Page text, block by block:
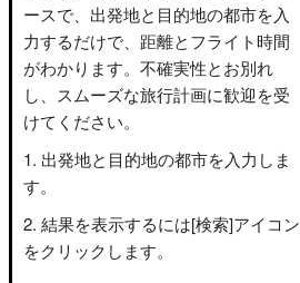
ースで、出発地と目的地の都市を入
力するだけで、距離とフライト時間
がわかります。不確実性とお別れ
し、スムーズな旅行計画に歓迎を受
けてください。
出発地と目的地の都市を入力しま
す。
結果を表示するには[検索]アイコン
をクリックします。